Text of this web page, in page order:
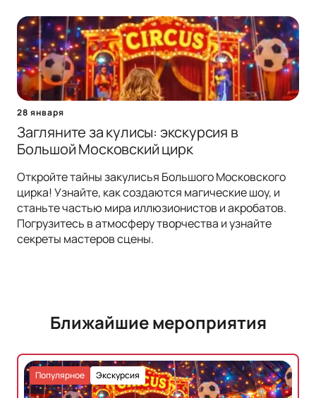
28 января
Загляните за кулисы: экскурсия в
Большой Московский цирк
Откройте тайны закулисья Большого Московского
цирка! Узнайте, как создаются магические шоу, и
станьте частью мира иллюзионистов и акробатов.
Погрузитесь в атмосферу творчества и узнайте
секреты мастеров сцены.
Ближайшие мероприятия
Экскурсия
Популярное